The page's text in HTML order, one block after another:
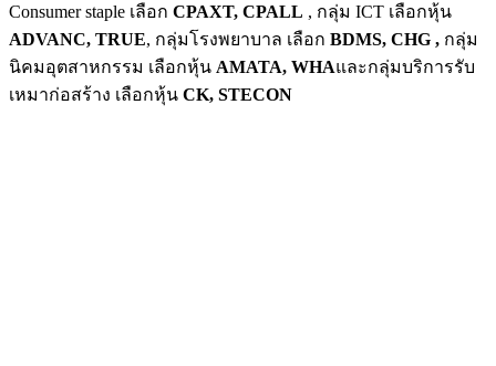
Consumer staple เลือก CPAXT, CPALL , กลุ่ม ICT เลือกหุ้น
ADVANC, TRUE, กลุ่มโรงพยาบาล เลือก BDMS, CHG , กลุ่ม
นิคมอุตสาหกรรม เลือกหุ้น AMATA, WHAและกลุ่มบริการรับ
เหมาก่อสร้าง เลือกหุ้น CK, STECON